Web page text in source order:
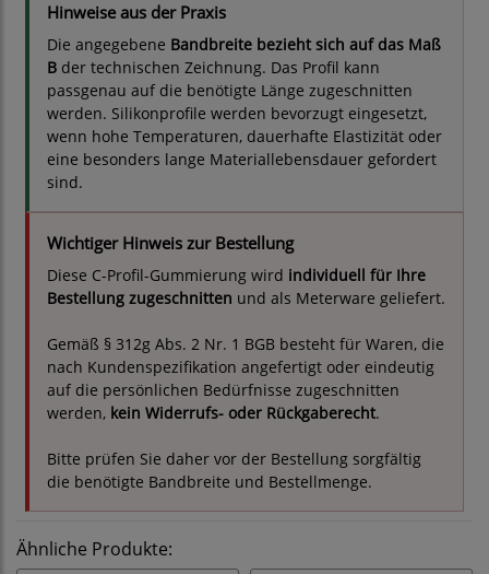
Hinweise aus der Praxis
Die angegebene Bandbreite bezieht sich auf das Maß
B der technischen Zeichnung. Das Profil kann
passgenau auf die benötigte Länge zugeschnitten
werden. Silikonprofile werden bevorzugt eingesetzt,
wenn hohe Temperaturen, dauerhafte Elastizität oder
eine besonders lange Materiallebensdauer gefordert
sind.
Wichtiger Hinweis zur Bestellung
Diese C-Profil-Gummierung wird individuell für Ihre
Bestellung zugeschnitten und als Meterware geliefert.
Gemäß § 312g Abs. 2 Nr. 1 BGB besteht für Waren, die
nach Kundenspezifikation angefertigt oder eindeutig
auf die persönlichen Bedürfnisse zugeschnitten
werden, kein Widerrufs- oder Rückgaberecht.
Bitte prüfen Sie daher vor der Bestellung sorgfältig
die benötigte Bandbreite und Bestellmenge.
Ähnliche Produkte: